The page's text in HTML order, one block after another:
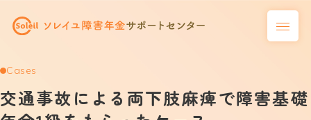
Cases
交通事故による両下肢麻痺で障害基礎